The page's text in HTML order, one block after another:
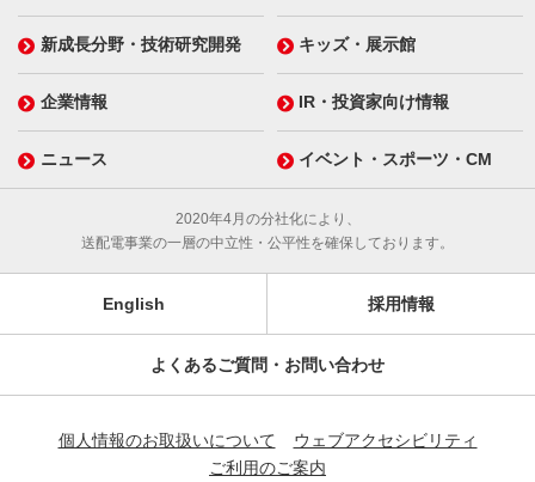
新成長分野・技術研究開発 キッズ・展示館
企業情報 IR・投資家向け情報
ニュース イベント・スポーツ・CM
2020年4月の分社化により、
送配電事業の一層の中立性・公平性を確保しております。
English 採用情報
よくあるご質問・お問い合わせ
個人情報のお取扱いについて
ウェブアクセシビリティ
ご利用のご案内